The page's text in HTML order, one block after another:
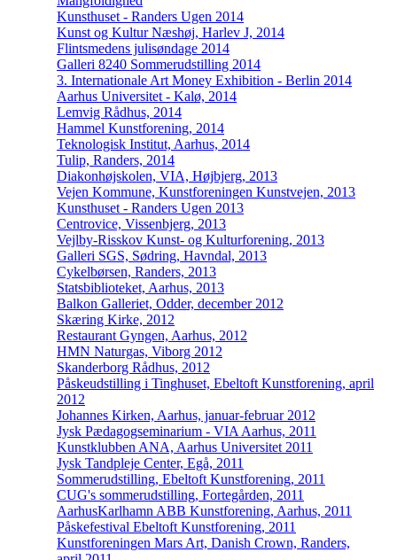
Kunsthuset - Randers Ugen 2014
Kunst og Kultur Næshøj, Harlev J, 2014
Flintsmedens julisøndage 2014
Galleri 8240 Sommerudstilling 2014
3. Internationale Art Money Exhibition - Berlin 2014
Aarhus Universitet - Kalø, 2014
Lemvig Rådhus, 2014
Hammel Kunstforening, 2014
Teknologisk Institut, Aarhus, 2014
Tulip, Randers, 2014
Diakonhøjskolen, VIA, Højbjerg, 2013
Vejen Kommune, Kunstforeningen Kunstvejen, 2013
Kunsthuset - Randers Ugen 2013
Centrovice, Vissenbjerg, 2013
Vejlby-Risskov Kunst- og Kulturforening, 2013
Galleri SGS, Sødring, Havndal, 2013
Cykelbørsen, Randers, 2013
Statsbiblioteket, Aarhus, 2013
Balkon Galleriet, Odder, december 2012
Skæring Kirke, 2012
Restaurant Gyngen, Aarhus, 2012
HMN Naturgas, Viborg 2012
Skanderborg Rådhus, 2012
Påskeudstilling i Tinghuset, Ebeltoft Kunstforening, april
2012
Johannes Kirken, Aarhus, januar-februar 2012
Jysk Pædagogseminarium - VIA Aarhus, 2011
Kunstklubben ANA, Aarhus Universitet 2011
Jysk Tandpleje Center, Egå, 2011
Sommerudstilling, Ebeltoft Kunstforening, 2011
CUG's sommerudstilling, Fortegården, 2011
AarhusKarlhamn ABB Kunstforening, Aarhus, 2011
Påskefestival Ebeltoft Kunstforening, 2011
Kunstforeningen Mars Art, Danish Crown, Randers,